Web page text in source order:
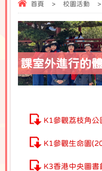
首頁 > 校園活動 >
課室外進行的
K1參觀荔枝角
K1參觀生命園
K3香港中央圖